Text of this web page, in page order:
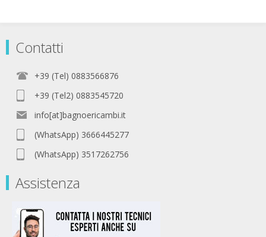
Contatti
+39 (Tel) 0883566876
+39 (Tel2) 0883545720
info[at]bagnoericambi.it
(WhatsApp) 3666445277
(WhatsApp) 3517262756
Assistenza